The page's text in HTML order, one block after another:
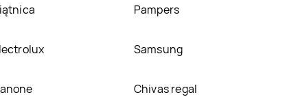
Pampers
Samsung
Chivas regal